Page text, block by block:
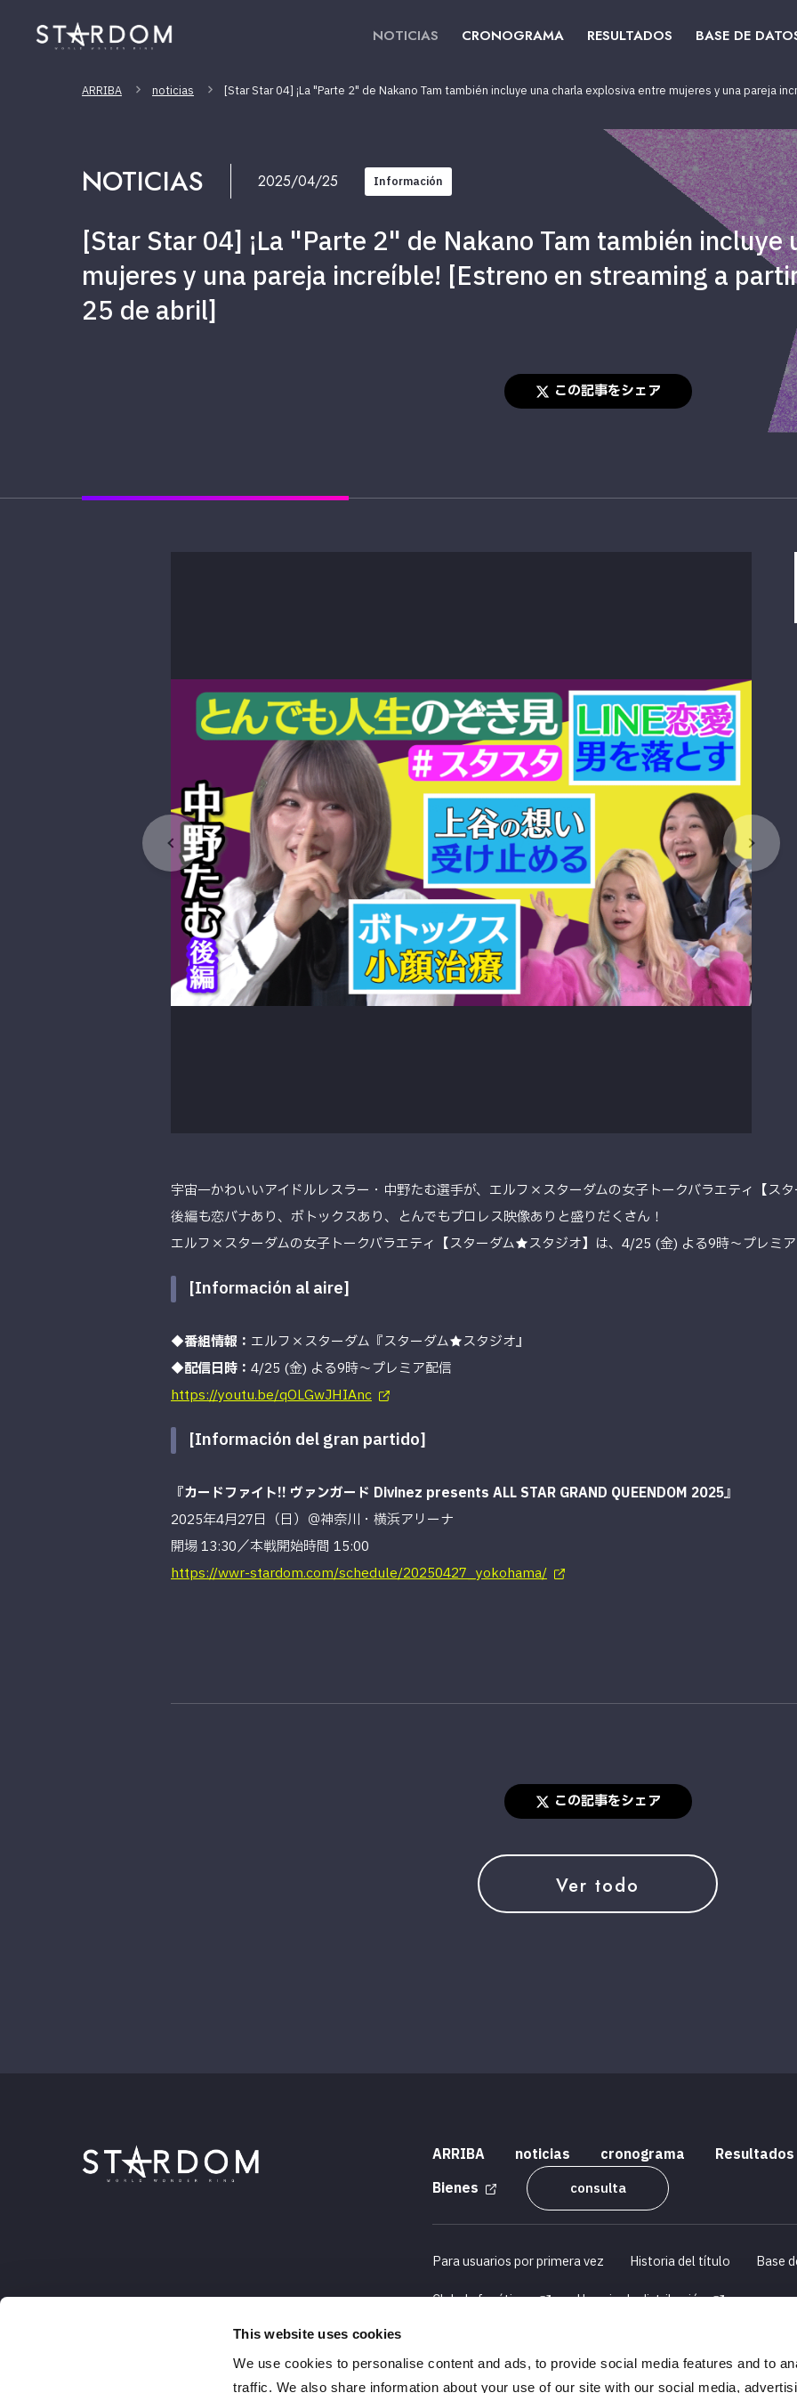
This website uses cookies
We use cookies to personalise content and ads, to provide social media features and to
traffic. We also share information about your use of our site with our social media,
NOTICIAS CRONOGRAMA RESULTADOS BASE DE
ARRIBA noticias [Star Star 04] ¡La "Parte 2" de Nakano Tam también incluye una charla explosiva entre mujeres y una pareja
NOTICIAS 2025/04/25 Información
[Star Star 04] ¡La "Parte 2" de Nakano Tam también
mujeres y una pareja increíble! [Estreno en streaming a
25 de abril]
この記事をシェア
宇宙一かわいいアイドルレスラー・中野たむ選手が、エルフ×スターダムの女子トークバラエティ【ス
後編も恋バナあり、ボトックスあり、とんでもプロレス映像ありと盛りだくさん！
エルフ×スターダムの女子トークバラエティ【スターダム★スタジオ】は、4/25 (金) よる9時～プレミ
[Información al aire]
◆番組情報： エルフ×スターダム『スターダム★スタジオ』
◆配信日時： 4/25 (金) よる9時～プレミア配信
https://youtu.be/qOLGwJHIAnc
[Información del gran partido]
『カードファイト!! ヴァンガード Divinez presents ALL STAR GRAND QUEENDOM 2025』
2025年4月27日（日）＠神奈川・横浜アリーナ
開場 13:30／本戦開始時間 15:00
https://wwr-stardom.com/schedule/20250427_yokohama/
この記事をシェア
Ver todo
ARRIBA noticias cronograma
Bienes
consulta
Para usuarios por primera vez Historia del título Base
Club de fanáticos Horario de distribución
Declaraciones sobre la Ley de transacciones comerciales